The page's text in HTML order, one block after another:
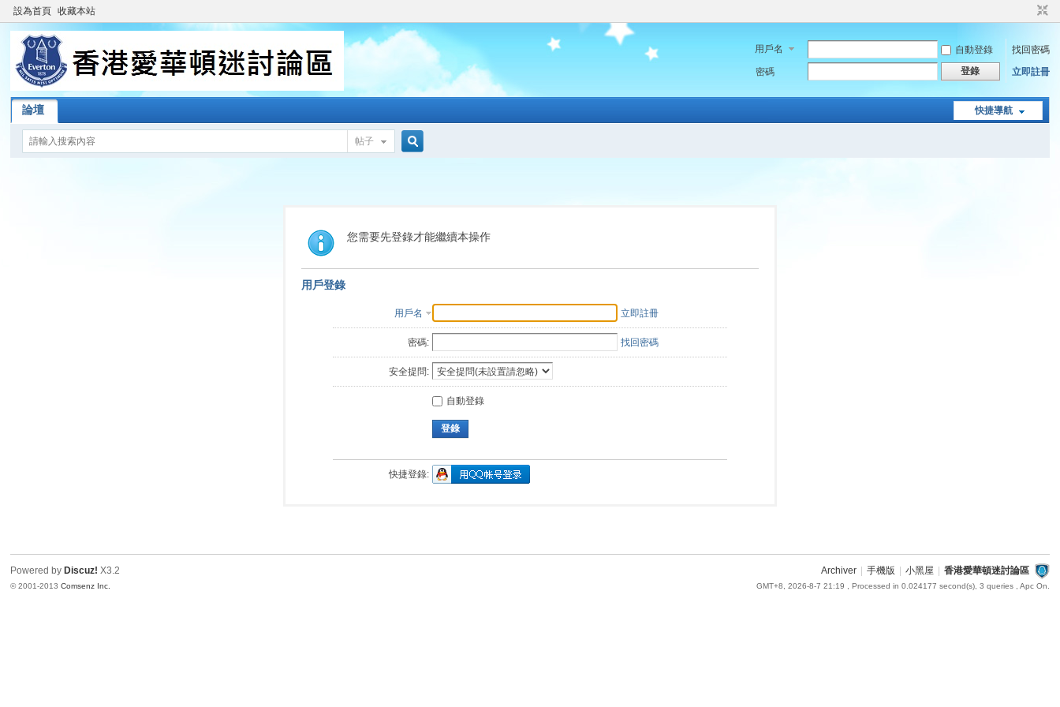
設為首頁 收藏本站
用戶名 自動登錄
找回密碼
密碼
登錄 立即註冊
快捷導航
論壇
帖子
索
您需要先登錄才能繼續本操作
用戶登錄
用戶名 立即註冊
密碼: 找回密碼
安全提問:
自動登錄
登錄
快捷登錄:
Archiver 手機版 小黑屋 香港愛華頓迷討論區
GMT+8, 2026-8-7 21:19 , Processed in 0.024177 second(s), 3 queries , Apc On.
Powered by Discuz! X3.2
© 2001-2013Comsenz Inc.